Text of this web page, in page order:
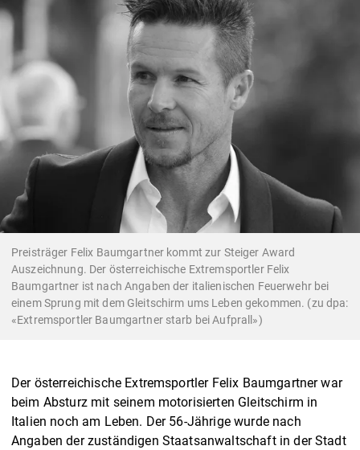
Preisträger Felix Baumgartner kommt zur Steiger Award
Auszeichnung. Der österreichische Extremsportler Felix
Baumgartner ist nach Angaben der italienischen Feuerwehr bei
einem Sprung mit dem Gleitschirm ums Leben gekommen. (zu dpa:
«Extremsportler Baumgartner starb bei Aufprall»)
Der österreichische Extremsportler Felix Baumgartner war
beim Absturz mit seinem motorisierten Gleitschirm in
Italien noch am Leben. Der 56-Jährige wurde nach
Angaben der zuständigen Staatsanwaltschaft in der Stadt